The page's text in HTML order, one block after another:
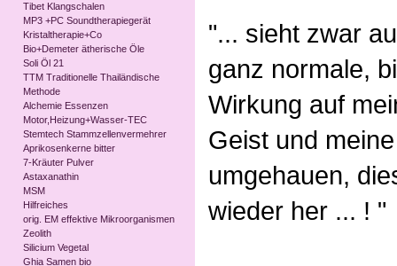
Tibet Klangschalen
MP3 +PC Soundtherapiegerät
Kristaltherapie+Co
Bio+Demeter ätherische Öle
Soli Öl 21
TTM Traditionelle Thailändische
Methode
Alchemie Essenzen
Motor,Heizung+Wasser-TEC
Stemtech Stammzellenvermehrer
Aprikosenkerne bitter
7-Kräuter Pulver
Astaxanathin
MSM
Hilfreiches
orig. EM effektive Mikroorganismen
Zeolith
Silicium Vegetal
Ghia Samen bio
"... sieht zwar
ganz normale,
Wirkung auf
Geist und
umgehauen,
wieder her ... ! "